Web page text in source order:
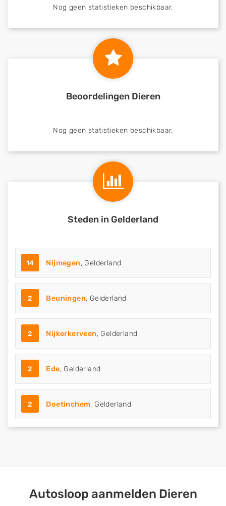
Nog geen statistieken beschikbaar.
Beoordelingen Dieren
Nog geen statistieken beschikbaar.
Steden in Gelderland
14 Nijmegen, Gelderland
2 Beuningen, Gelderland
2 Nijkerkerveen, Gelderland
2 Ede, Gelderland
2 Doetinchem, Gelderland
Autosloop aanmelden Dieren